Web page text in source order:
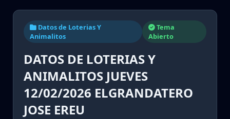
Datos de Loterias Y
Animalitos
Tema
Abierto
DATOS DE LOTERIAS Y
ANIMALITOS JUEVES
12/02/2026 ELGRANDATERO
JOSE EREU